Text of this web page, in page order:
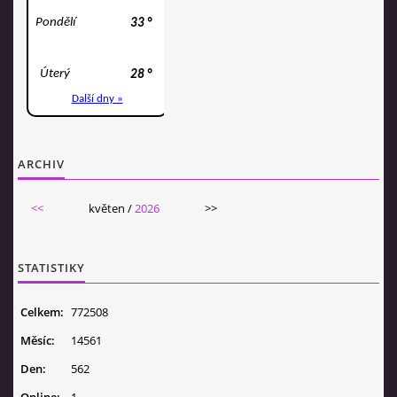
ARCHIV
<< květen /2026 >>
STATISTIKY
Celkem: 772508
Měsíc:
14561
Den:
562